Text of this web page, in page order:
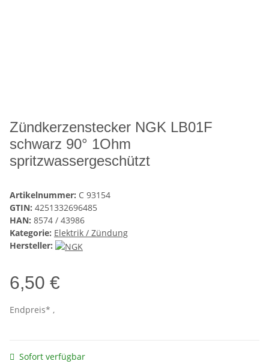
Zündkerzenstecker NGK LB01F
schwarz 90° 1Ohm
spritzwassergeschützt
Artikelnummer: C 93154
GTIN: 4251332696485
HAN: 8574 / 43986
Kategorie: Elektrik / Zündung
Hersteller:
6,50 €
Endpreis* ,
Sofort verfügbar